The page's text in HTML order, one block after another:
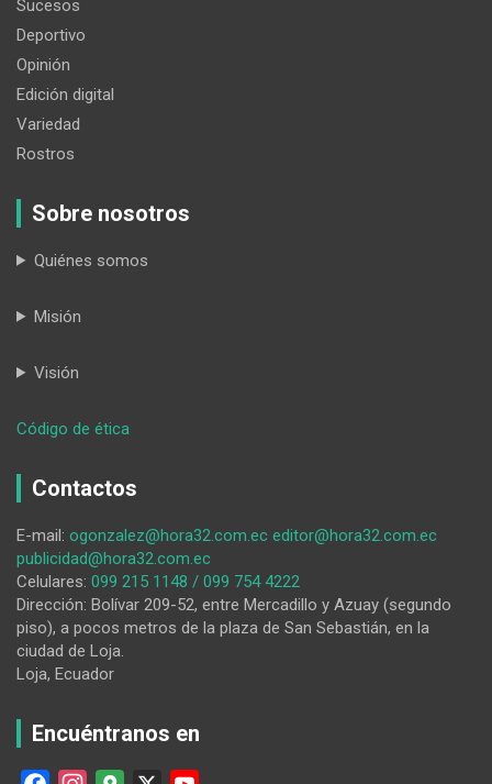
Sucesos
Deportivo
Opinión
Edición digital
Variedad
Rostros
Sobre nosotros
Quiénes somos
Misión
Visión
Código de ética
deslizamiento
fuerte
lluvia
originó
inconvenientes
en
Contactos
E-mail: ogonzalez@hora32.com.ec editor@hora32.com.ec
publicidad@hora32.com.ec
Celulares: 099 215 1148 / 099 754 4222
Dirección: Bolívar 209-52, entre Mercadillo y Azuay (segundo
piso), a pocos metros de la plaza de San Sebastián, en la
ciudad de Loja.
Loja, Ecuador
Encuéntranos en